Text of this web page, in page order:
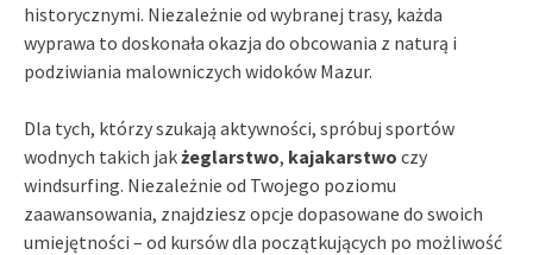
historycznymi. Niezależnie od wybranej trasy, każda
wyprawa to doskonała okazja do obcowania z naturą i
podziwiania malowniczych widoków Mazur.
Dla tych, którzy szukają aktywności, spróbuj sportów
wodnych takich jakżeglarstwo, kajakarstwo czy
windsurfing. Niezależnie od Twojego poziomu
zaawansowania, znajdziesz opcje dopasowane do swoich
umiejętności – od kursów dla początkujących po możliwość